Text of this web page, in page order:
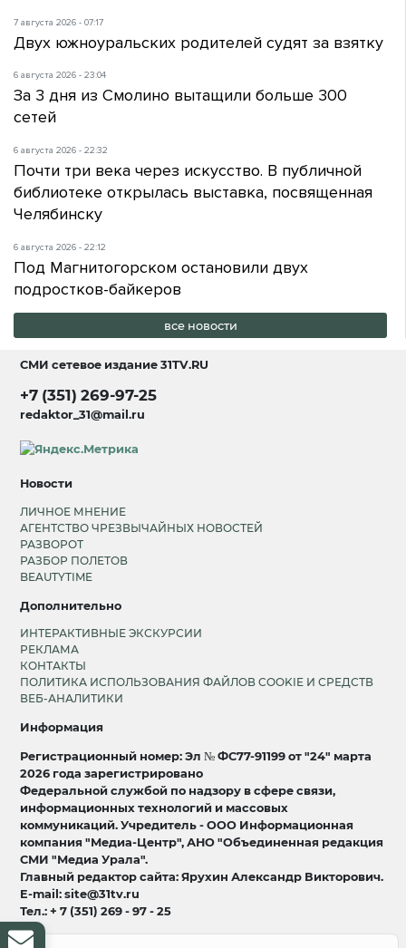
7 августа 2026 - 07:17
Двух южноуральских родителей судят за взятку
6 августа 2026 - 23:04
За 3 дня из Смолино вытащили больше 300
сетей
6 августа 2026 - 22:32
Почти три века через искусство. В публичной
библиотеке открылась выставка, посвященная
Челябинску
6 августа 2026 - 22:12
Под Магнитогорском остановили двух
подростков-байкеров
все новости
СМИ сетевое издание31TV.RU
+7 (351) 269-97-25
redaktor_31@mail.ru
Новости
ЛИЧНОЕ МНЕНИЕ
АГЕНТСТВО ЧРЕЗВЫЧАЙНЫХ НОВОСТЕЙ
РАЗВОРОТ
РАЗБОР ПОЛЕТОВ
BEAUTYTIME
Дополнительно
ИНТЕРАКТИВНЫЕ ЭКСКУРСИИ
РЕКЛАМА
КОНТАКТЫ
ПОЛИТИКА ИСПОЛЬЗОВАНИЯ ФАЙЛОВ COOKIE И СРЕДСТВ
ВЕБ-АНАЛИТИКИ
Информация
Регистрационный номер: Эл № ФС77-91199 от "24" марта
2026 года зарегистрировано
Федеральной службой по надзору в сфере связи,
информационных технологий и массовых
коммуникаций. Учредитель - ООО Информационная
компания "Медиа-Центр", АНО "Объединенная редакция
СМИ "Медиа Урала".
Главный редактор сайта: Ярухин Александр Викторович.
E-mail: site@31tv.ru
Тел.: + 7 (351) 269 - 97 - 25
18+